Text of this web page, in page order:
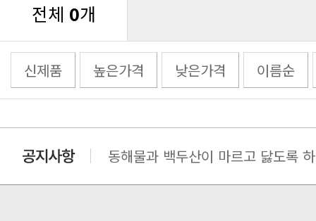
전체 0개
신제품 높은가격 낮은가격 이름순
동해물과 백두산이 마르고 닳도록